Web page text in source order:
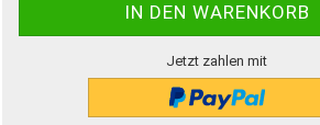
Jetzt zahlen mit